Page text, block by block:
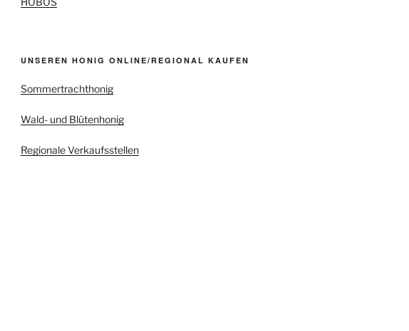
UNSEREN HONIG ONLINE/REGIONAL KAUFEN
Sommertrachthonig
Wald- und Blütenhonig
Regionale Verkaufsstellen